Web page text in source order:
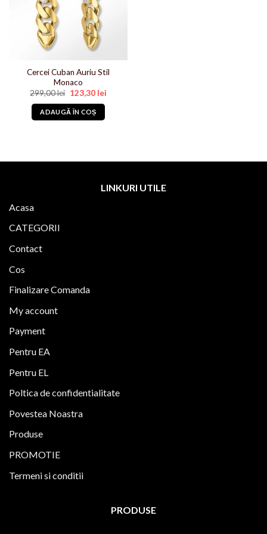
Cercei Cuban Auriu Stil
Monaco
299,00lei Prețul
inițial
a
fost:
299,00 lei.
123,30 leiPrețul
ADAUGĂ ÎN COȘ
LINKURI UTILE
Acasa
CATEGORII
Contact
Cos
Finalizare Comanda
My account
Payment
Pentru EA
Pentru EL
Poltica de confidentialitate
Povestea Noastra
Produse
PROMOTIE
Termeni si conditii
PRODUSE